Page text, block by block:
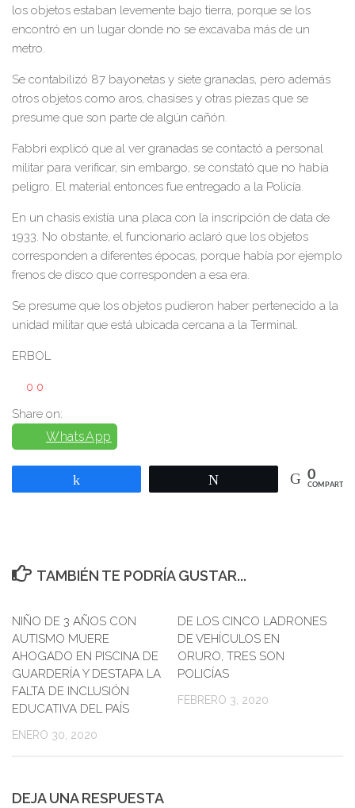
los objetos estaban levemente bajo tierra, porque se los
encontró en un lugar donde no se excavaba más de un
metro.
Se contabilizó 87 bayonetas y siete granadas, pero además
otros objetos como aros, chasises y otras piezas que se
presume que son parte de algún cañón.
Fabbri explicó que al ver granadas se contactó a personal
militar para verificar, sin embargo, se constató que no había
peligro. El material entonces fue entregado a la Policía.
En un chasis existía una placa con la inscripción de data de
1933. No obstante, el funcionario aclaró que los objetos
corresponden a diferentes épocas, porque había por ejemplo
frenos de disco que corresponden a esa era.
Se presume que los objetos pudieron haber pertenecido a la
unidad militar que está ubicada cercana a la Terminal.
ERBOL
0 0
Share on:
WhatsApp
0
COMPARTIR
TAMBIÉN TE PODRÍA GUSTAR...
NIÑO DE 3 AÑOS CON
AUTISMO MUERE
AHOGADO EN PISCINA DE
GUARDERÍA Y DESTAPA LA
FALTA DE INCLUSIÓN
EDUCATIVA DEL PAÍS
ENERO 30, 2020
DE LOS CINCO LADRONES
DE VEHÍCULOS EN
ORURO, TRES SON
POLICÍAS
FEBRERO 3, 2020
DEJA UNA RESPUESTA